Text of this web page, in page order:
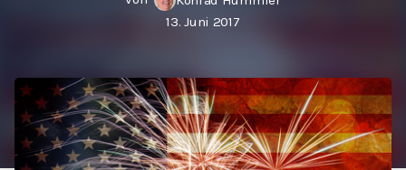
13. Juni 2017